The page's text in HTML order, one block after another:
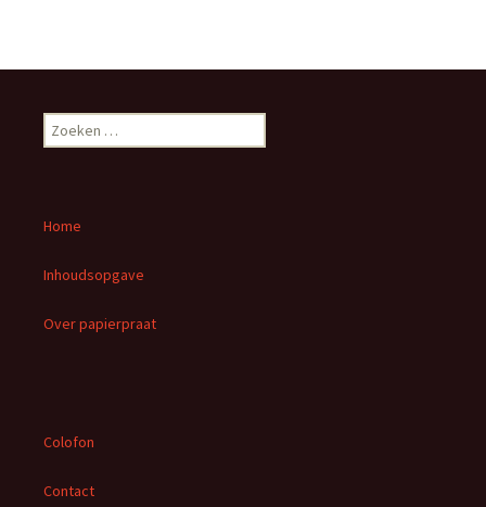
o
n
a
r
Home
Inhoudsopgave
Over papierpraat
Colofon
Contact